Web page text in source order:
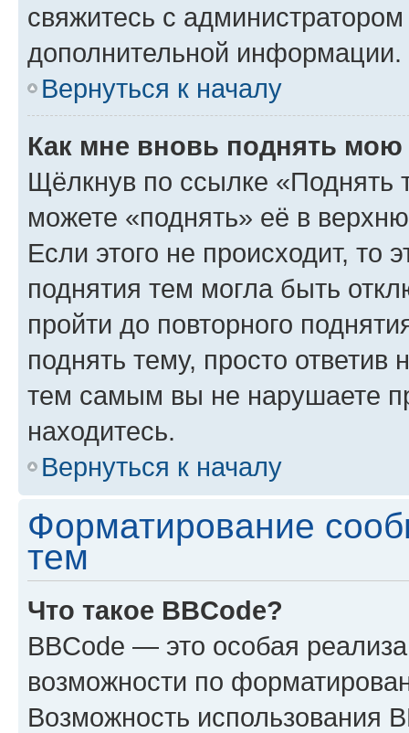
свяжитесь с
дополнительной информации.
Вернуться к началу
Как мне вновь поднять мою
Щёлкнув по ссылке «Поднять
можете «поднять» её в
Если этого не происходит, то
поднятия тем могла быть
пройти до повторного
поднять тему, просто ответив
тем самым вы не нарушаете
находитесь.
Вернуться к началу
Форматирование
тем
Что такое BBCode?
BBCode — это особая
возможности по
Возможность использования